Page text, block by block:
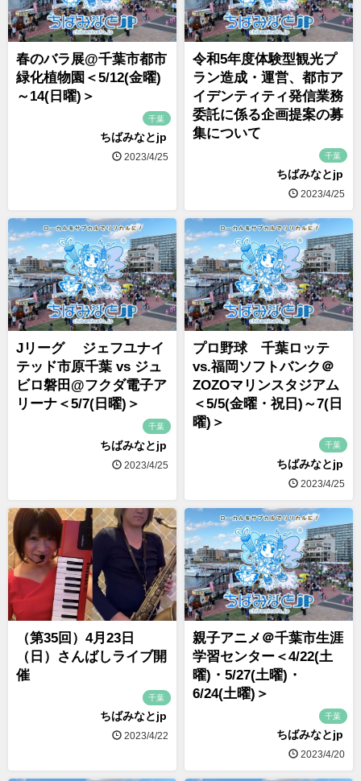
春のバラ展@千葉市都市
緑化植物園＜5/12(金曜)
～14(日曜)＞
千葉
ちばみなとjp
2023/4/25
令和5年度体験型観光プ
ラン造成・運営、都市ア
イデンティティ発信業務
委託に係る企画提案の募
集について
千葉
ちばみなとjp
2023/4/25
Jリーグ ジェフユナイ
テッド市原千葉 vs ジュ
ビロ磐田@フクダ電子ア
リーナ＜5/7(日曜)＞
千葉
ちばみなとjp
2023/4/25
プロ野球 千葉ロッテ
vs.福岡ソフトバンク＠
ZOZOマリンスタジアム
＜5/5(金曜・祝日)～7(日
曜)＞
千葉
ちばみなとjp
2023/4/25
（第35回）4月23日
（日）さんばしライブ開
催
千葉
ちばみなとjp
2023/4/22
親子アニメ＠千葉市生涯
学習センター＜4/22(土
曜)・5/27(土曜)・
6/24(土曜)＞
千葉
ちばみなとjp
2023/4/20